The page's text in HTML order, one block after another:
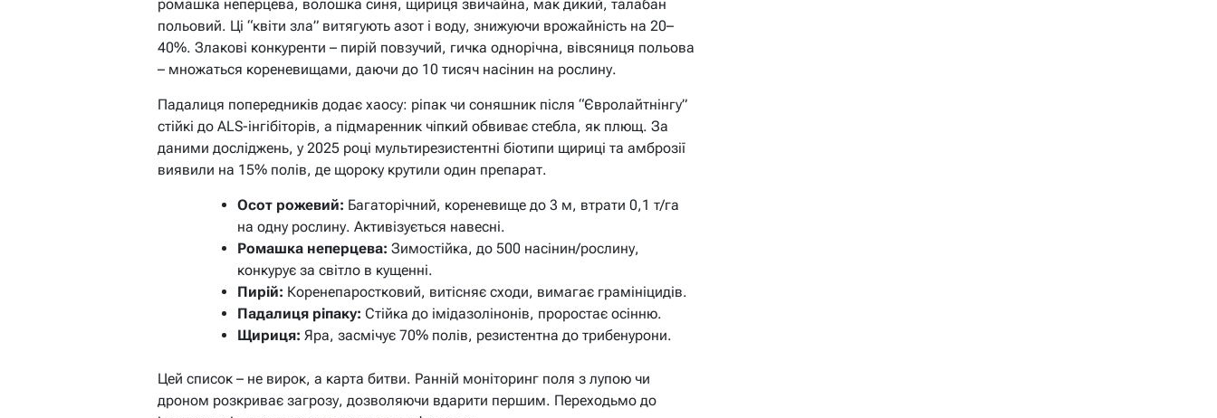
ромашка неперцева, волошка синя, щириця звичайна, мак дикий, талабан
польовий. Ці “квіти зла” витягують азот і воду, знижуючи врожайність на 20–
40%. Злакові конкуренти – пирій повзучий, гичка однорічна, вівсяниця польова
– множаться кореневищами, даючи до 10 тисяч насінин на рослину.
Падалиця попередників додає хаосу: ріпак чи соняшник після “Євролайтнінгу”
стійкі до ALS-інгібіторів, а підмаренник чіпкий обвиває стебла, як плющ. За
даними досліджень, у 2025 році мультирезистентні біотипи щириці та амброзії
виявили на 15% полів, де щороку крутили один препарат.
Осот рожевий: Багаторічний, кореневище до 3 м, втрати 0,1 т/га
на одну рослину. Активізується навесні.
Ромашка неперцева: Зимостійка, до 500 насінин/рослину,
конкурує за світло в кущенні.
Пирій: Коренепаростковий, витісняє сходи, вимагає грамініцидів.
Падалиця ріпаку: Стійка до імідазолінонів, проростає осінню.
Щириця: Яра, засмічує 70% полів, резистентна до трибенурони.
Цей список – не вирок, а карта битви. Ранній моніторинг поля з лупою чи
дроном розкриває загрозу, дозволяючи вдарити першим. Переходьмо до